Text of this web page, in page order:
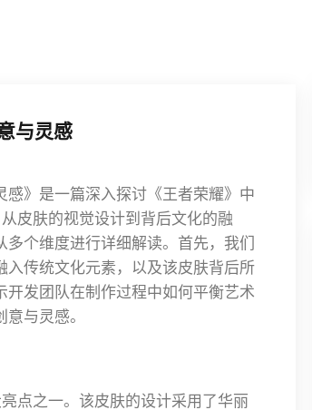
与灵感
感》是一篇深入探讨《王者荣耀》中
皮肤的视觉设计到背后文化的融
个维度进行详细解读。首先，我们
传统文化元素，以及该皮肤背后所
发团队在制作过程中如何平衡艺术
与灵感。
点之一。该皮肤的设计采用了华丽